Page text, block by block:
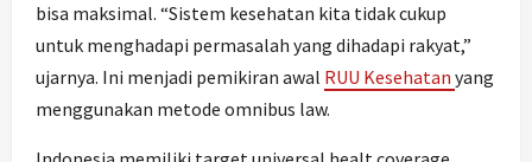
bisa maksimal. “Sistem kesehatan kita tidak cukup
untuk menghadapi permasalah yang dihadapi rakyat,”
ujarnya. Ini menjadi pemikiran awal RUU Kesehatan yang
menggunakan metode omnibus law.